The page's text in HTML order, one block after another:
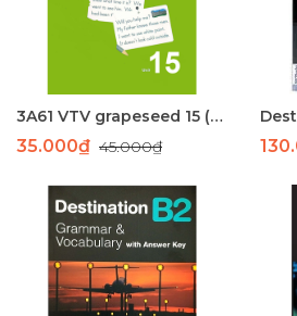
3A61 VTV grapeseed 15 (45) - laser
35.000₫ 45.000₫